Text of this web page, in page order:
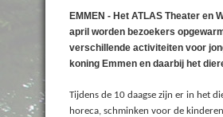
EMMEN - Het ATLAS Theater en
april worden bezoekers
verschillende activiteiten voor
koning Emmen en daarbij het
Tijdens de 10 daagse zijn er in het
horeca, schminken voor de